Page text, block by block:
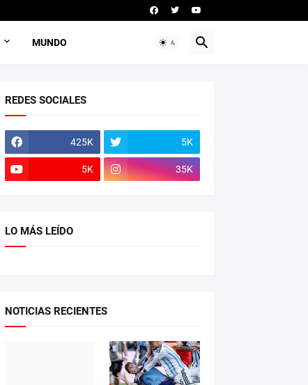
MUNDO
REDES SOCIALES
425K 5K
5K 35K
LO MÁS LEÍDO
NOTICIAS RECIENTES